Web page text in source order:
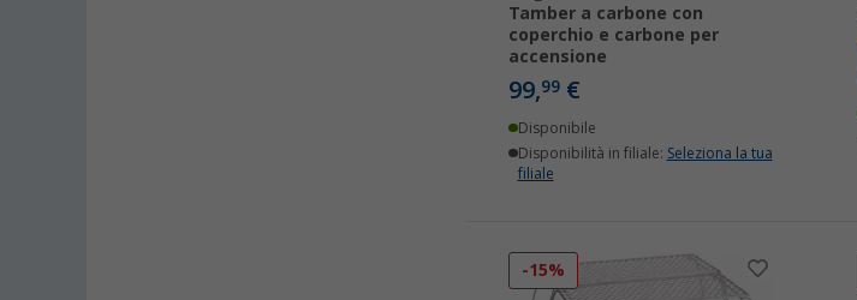
Tamber a carbone con
coperchio e carbone per
accensione
99,99 €
Disponibile
Disponibilità in filiale: Seleziona la tua
filiale
-15%